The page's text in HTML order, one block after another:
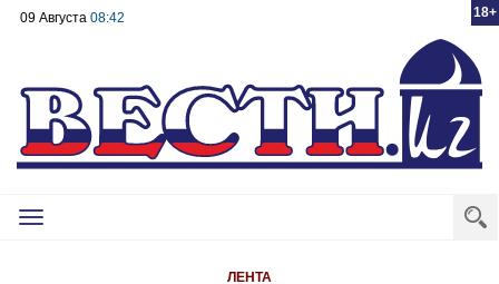
18+
09 Августа 08:42
Toggle
ЛЕНТА